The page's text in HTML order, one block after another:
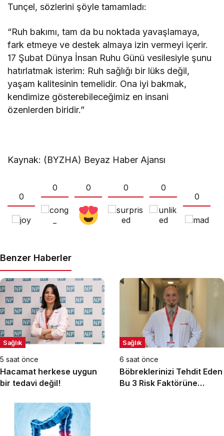
Tunçel, sözlerini şöyle tamamladı:
“Ruh bakımı, tam da bu noktada yavaşlamaya,
fark etmeye ve destek almaya izin vermeyi içerir.
17 Şubat Dünya İnsan Ruhu Günü vesilesiyle şunu
hatırlatmak isterim: Ruh sağlığı bir lüks değil,
yaşam kalitesinin temelidir. Ona iyi bakmak,
kendimize gösterebileceğimiz en insani
özenlerden biridir.”
Kaynak: (BYZHA) Beyaz Haber Ajansı
0
0 0 0
0
0
Benzer Haberler
Sağlık
5 saat önce
Hacamat herkese uygun
bir tedavi değil!
Sağlık
6 saat önce
Böbreklerinizi Tehdit Eden
Bu 3 Risk Faktörüne